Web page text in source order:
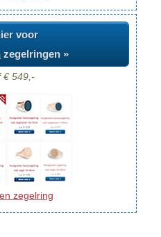
voor
zegelringen »
€ 549,-
zegelring